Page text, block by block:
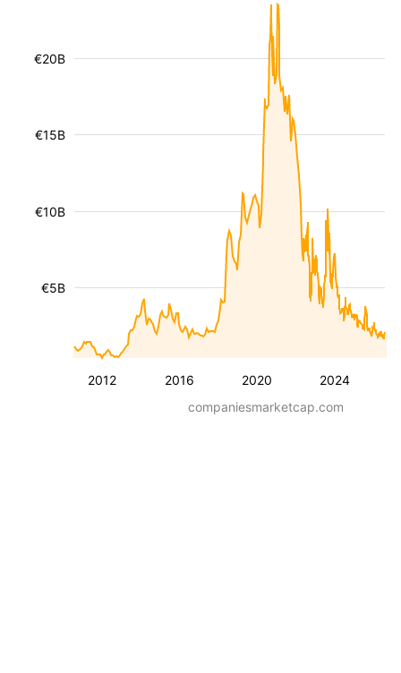
2012 2016 2020 2024
€5B
€10B
€15B
€20B
companiesmarketcap.com